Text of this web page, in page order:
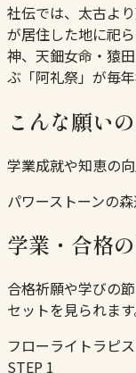
社伝では、太古よ
が居住した地に祀
神、天鈿女命・猿
ぶ「阿礼祭」が毎
こんな願い
学業成就や知恵の
パワーストーンの
学業・合格
合格祈願や学びの
セットを見られます
フローライトラピ
STEP 1